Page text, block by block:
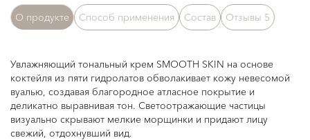
О продукте Способ применения Состав Отзывы 5
Увлажняющий тональный крем SMOOTH SKIN на основе
коктейля из пяти гидролатов обволакивает кожу невесомой
вуалью, создавая благородное атласное покрытие и
деликатно выравнивая тон. Светоотражающие частицы
визуально скрывают мелкие морщинки и придают лицу
свежий, отдохнувший вид.